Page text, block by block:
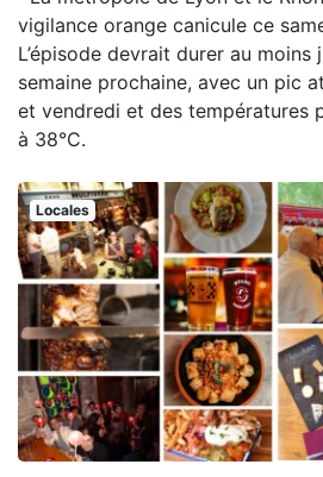
vigilance orange canicule ce
L’épisode devrait durer au moins
semaine prochaine, avec un pic
et vendredi et des températures
à 38°C.
Locales